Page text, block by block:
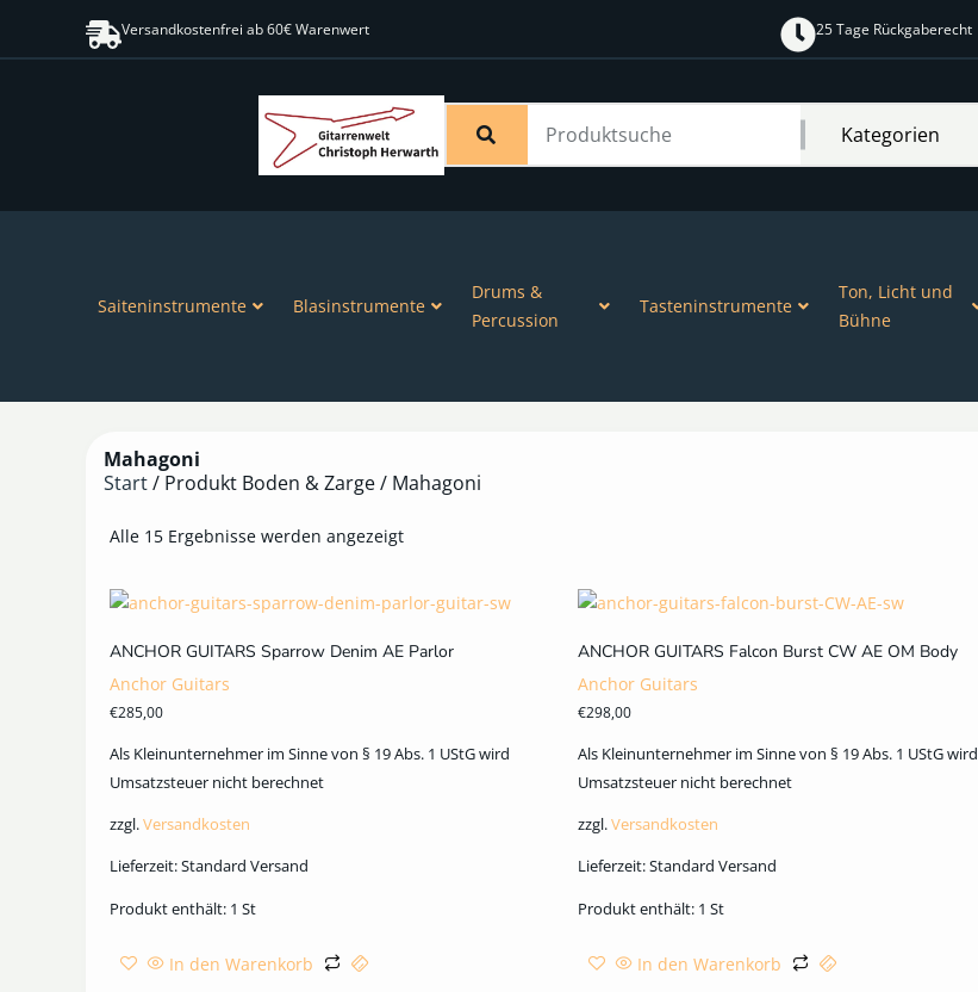
Versandkostenfrei ab 60€ Warenwert 25 Tage Rückgaberecht
Saiteninstrumente Blasinstrumente
Drums &
Percussion
Tasteninstrumente
Ton, Licht und
Bühne
Mahagoni
Start/ Produkt Boden & Zarge / Mahagoni
Alle 15 Ergebnisse werden angezeigt
ANCHOR GUITARS Sparrow Denim AE Parlor
Anchor Guitars
€285,00
Als Kleinunternehmer im Sinne von § 19 Abs. 1 UStG wird
Umsatzsteuer nicht berechnet
zzgl.Versandkosten
Lieferzeit:Standard Versand
Produkt enthält: 1 St
In den Warenkorb
ANCHOR GUITARS Falcon Burst CW AE OM Body
Anchor Guitars
€298,00
Als Kleinunternehmer im Sinne von § 19 Abs. 1 UStG wird
Umsatzsteuer nicht berechnet
zzgl.Versandkosten
Lieferzeit:Standard Versand
Produkt enthält: 1St
In den Warenkorb